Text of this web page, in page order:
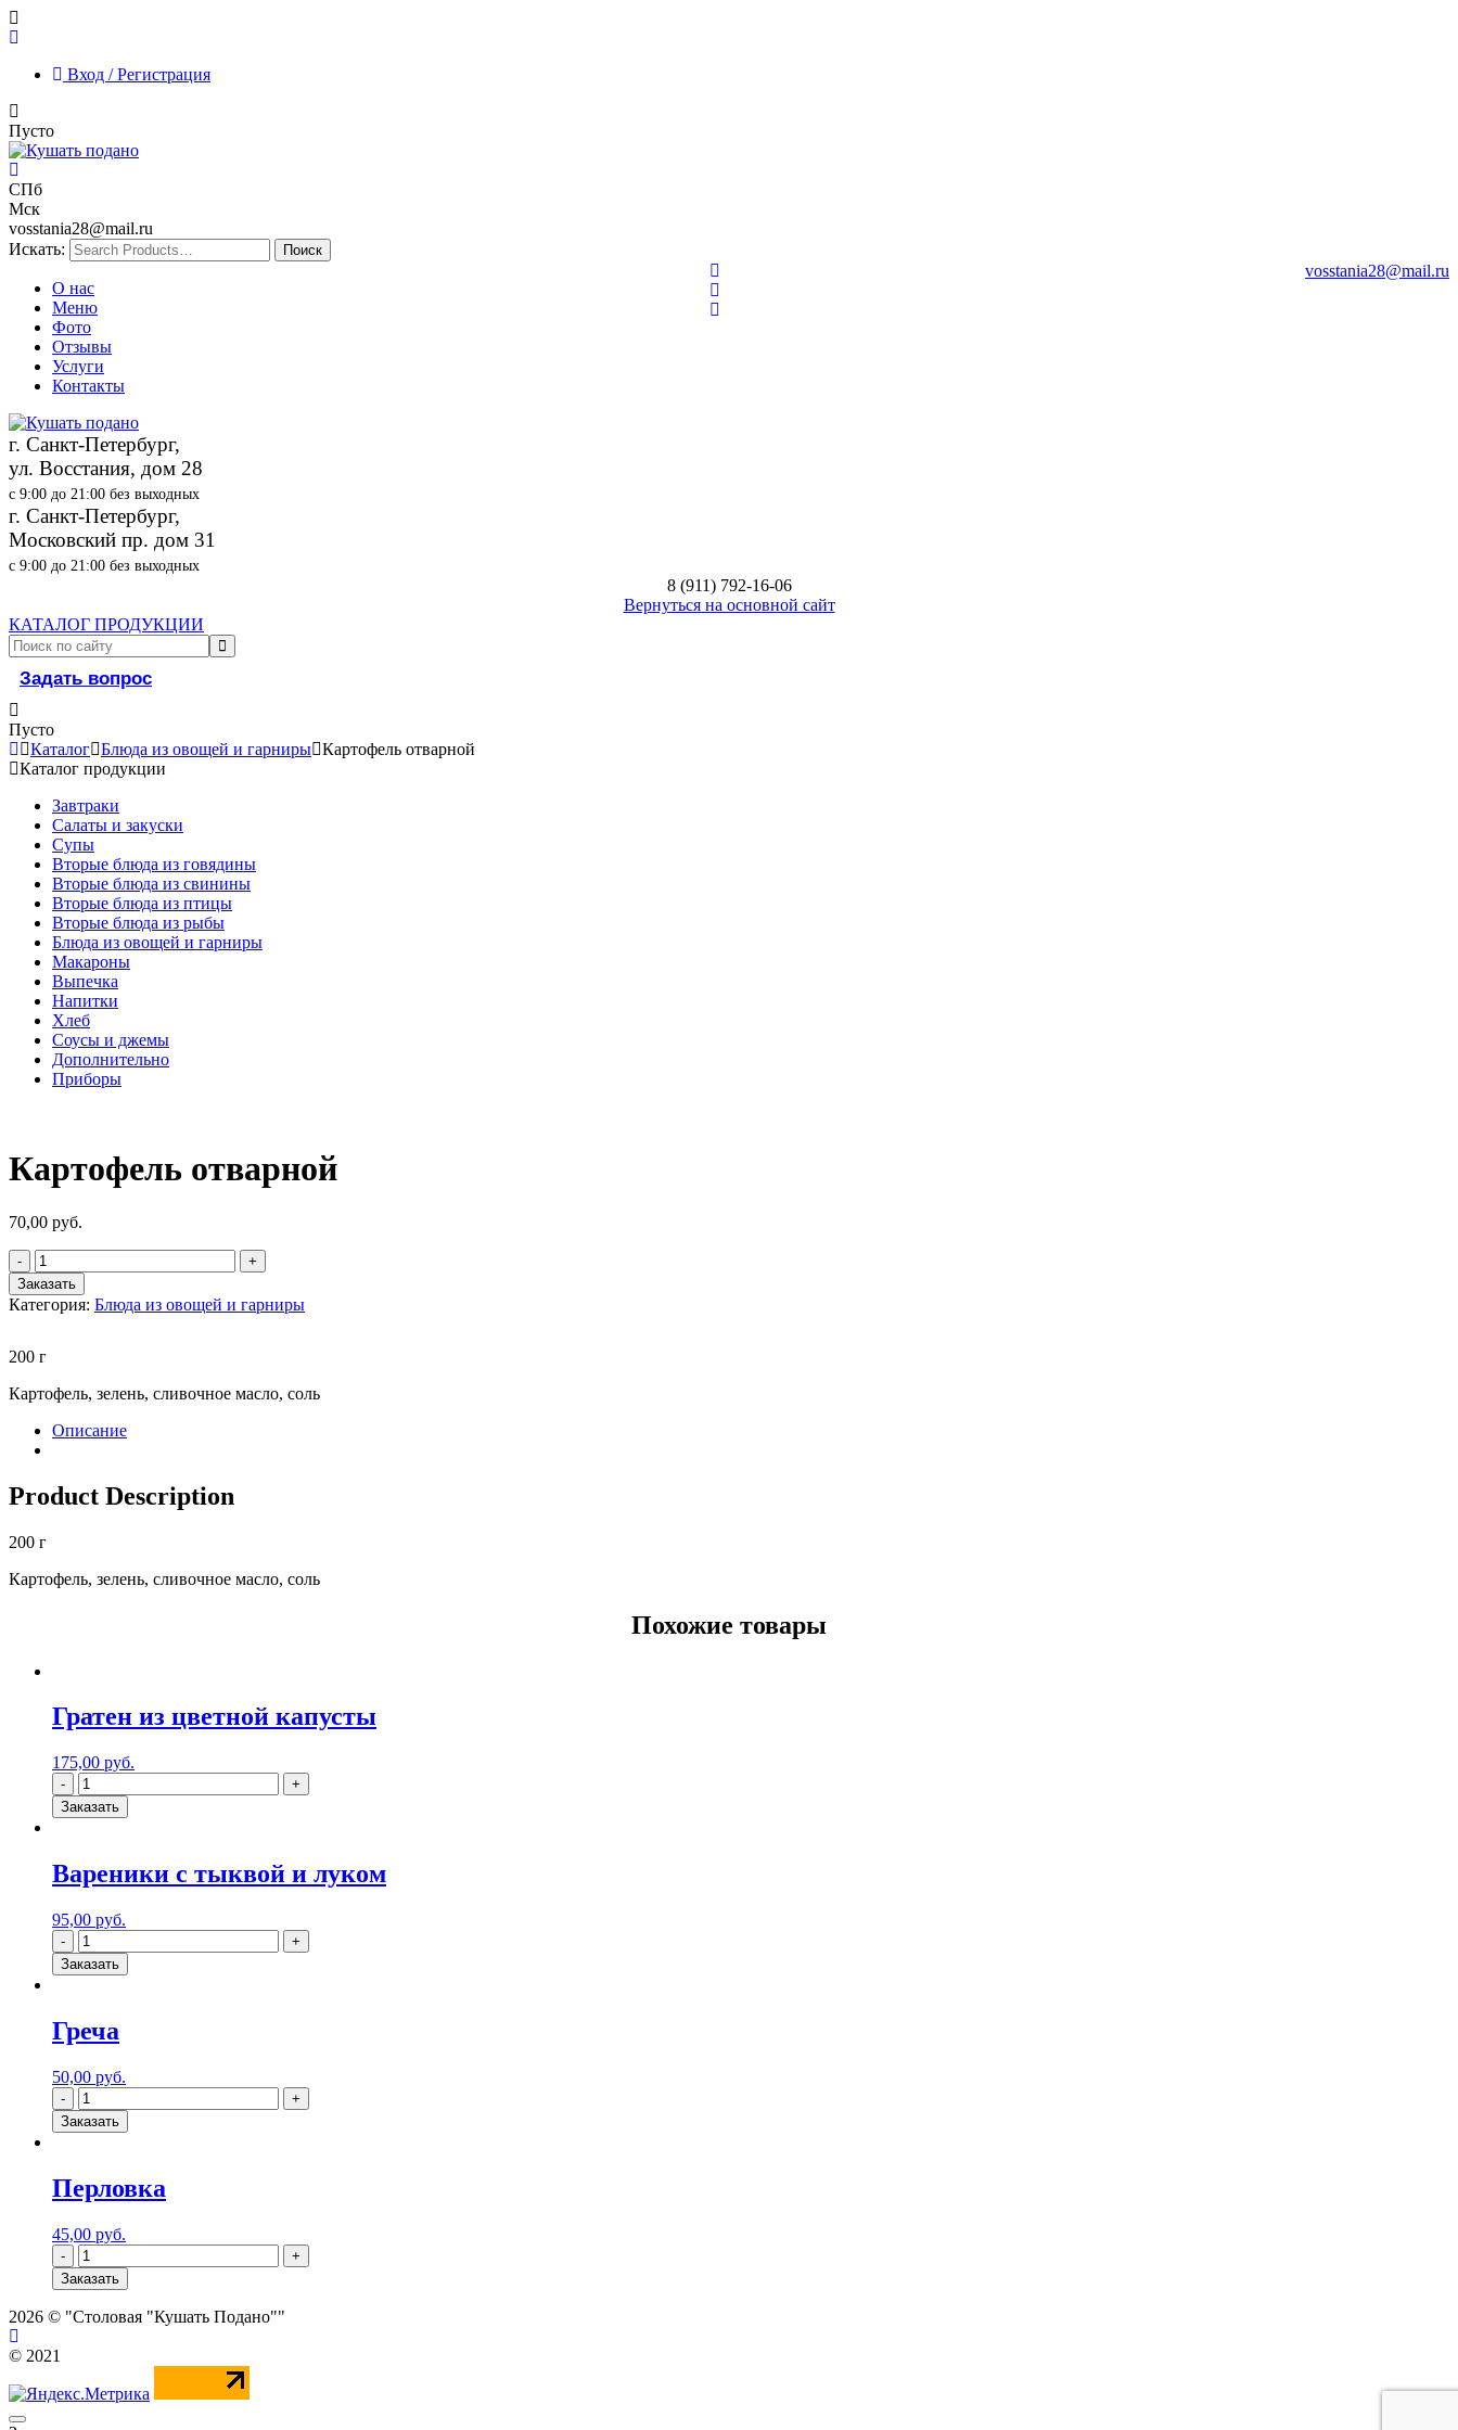
Вход / Регистрация
Пусто
СПб
Мск
vosstania28@mail.ru
Искать:
О нас
Меню
Фото
Отзывы
Услуги
Контакты
vosstania28@mail.ru
г. Санкт-Петербург,
ул. Восстания, дом 28
с 9:00 до 21:00 без выходных
г. Санкт-Петербург,
Московский пр. дом 31
с 9:00 до 21:00 без выходных
8 (911) 792-16-06
Вернуться на основной сайт
КАТАЛОГ ПРОДУКЦИИ
Задать вопрос
Пусто
Каталог Блюда из овощей и гарниры Картофель отварной
Каталог продукции
Завтраки
Салаты и закуски
Супы
Вторые блюда из говядины
Вторые блюда из свинины
Вторые блюда из птицы
Вторые блюда из рыбы
Блюда из овощей и гарниры
Макароны
Выпечка
Напитки
Хлеб
Соусы и джемы
Дополнительно
Приборы
Картофель отварной
70,00 руб.
Заказать
Категория: Блюда из овощей и гарниры
200 г
Картофель, зелень, сливочное масло, соль
Описание
Product Description
200 г
Картофель, зелень, сливочное масло, соль
Похожие товары
Гратен из цветной капусты
175,00 руб.
Заказать
Вареники с тыквой и луком
95,00 руб.
Заказать
Греча
50,00 руб.
Заказать
Перловка
45,00 руб.
Заказать
2026 © "Столовая "Кушать Подано""
© 2021